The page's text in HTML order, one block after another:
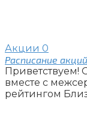
Акции 0
Расписание
Приветствуем!
вместе с
рейтингом